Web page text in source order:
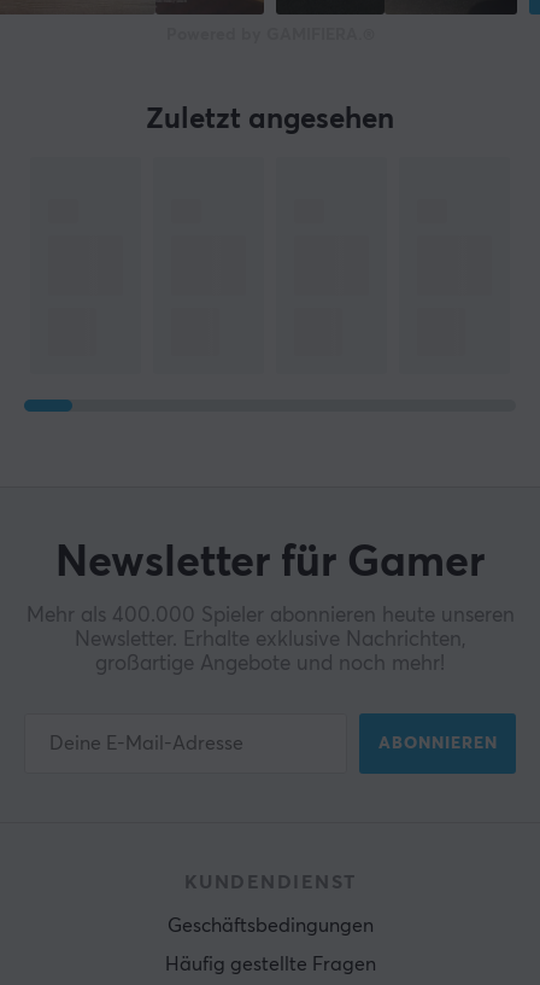
Zuletzt angesehen
Newsletter für Gamer
Mehr als 400.000 Spieler abonnieren heute unseren
Newsletter. Erhalte exklusive Nachrichten,
großartige Angebote und noch mehr!
ABONNIEREN
KUNDENDIENST
Geschäftsbedingungen
Häufig gestellte Fragen